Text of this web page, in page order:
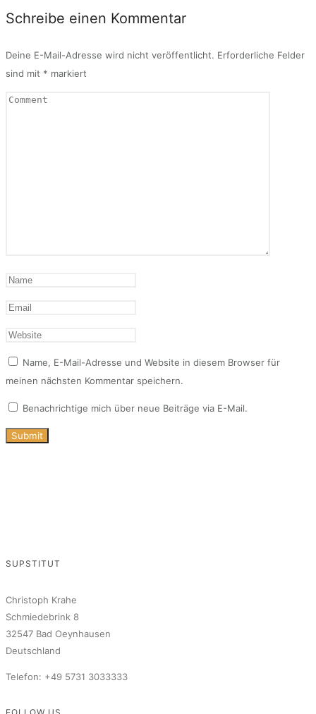
Schreibe einen Kommentar
Deine E-Mail-Adresse wird nicht veröffentlicht. Erforderliche Felder
sind mit * markiert
Name, E-Mail-Adresse und Website in diesem Browser für
meinen nächsten Kommentar speichern.
Benachrichtige mich über neue Beiträge via E-Mail.
SUPSTITUT
Christoph Krahe
Schmiedebrink 8
32547 Bad Oeynhausen
Deutschland
Telefon: +49 5731 3033333